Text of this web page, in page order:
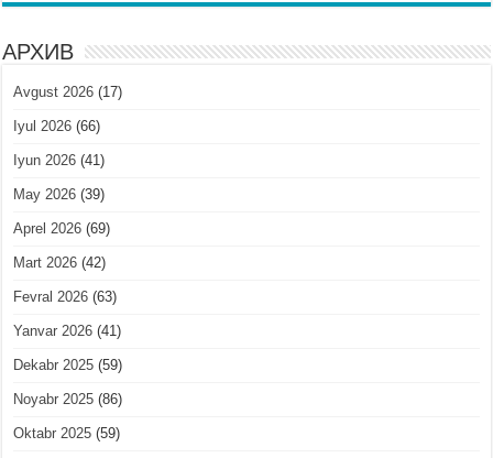
АРХИВ
Avgust 2026 (17)
Iyul 2026 (66)
Iyun 2026 (41)
May 2026 (39)
Aprel 2026 (69)
Mart 2026 (42)
Fevral 2026 (63)
Yanvar 2026 (41)
Dekabr 2025 (59)
Noyabr 2025 (86)
Oktabr 2025 (59)